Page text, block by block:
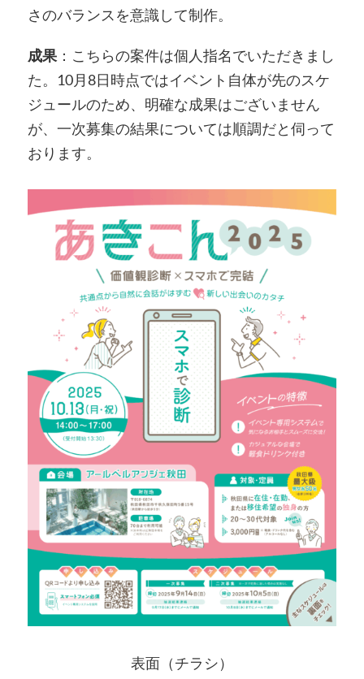
さのバランスを意識して制作。
成果：こちらの案件は個人指名でいただきまし
た。10月8日時点ではイベント自体が先のスケ
ジュールのため、明確な成果はございません
が、一次募集の結果については順調だと伺って
おります。
表面（チラシ）